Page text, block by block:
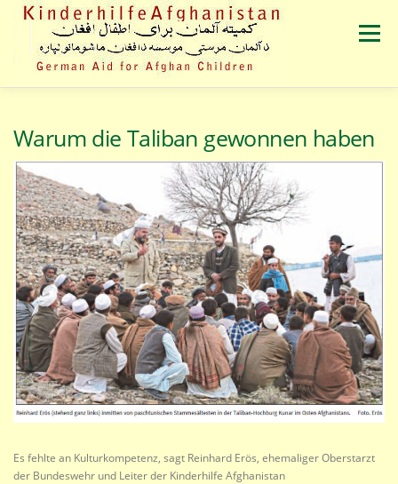
Inhalt
springen
Menü
SPENDEN
Warum die Taliban gewonnen haben
Es fehlte an Kulturkompetenz, sagt Reinhard Erös, ehemaliger Oberstarzt
der Bundeswehr und Leiter der Kinderhilfe Afghanistan